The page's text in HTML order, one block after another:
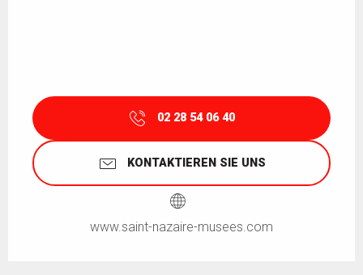
02 28 54 06 40
KONTAKTIEREN SIE UNS
www.saint-nazaire-musees.com